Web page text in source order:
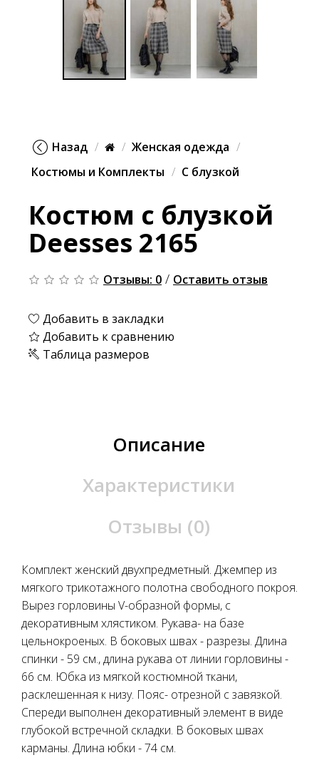
Назад
Женская одежда
Костюмы и Комплекты
С блузкой
Костюм с блузкой
Deesses 2165
Отзывы: 0 / Оставить отзыв
Добавить в закладки
Добавить к сравнению
Таблица размеров
Описание
Характеристики
Отзывы (0)
Комплект женский двухпредметный. Джемпер из
мягкого трикотажного полотна свободного покроя.
Вырез горловины V-образной формы, с
декоративным хлястиком. Рукава- на базе
цельнокроеных. В боковых швах - разрезы. Длина
спинки - 59 см., длина рукава от линии горловины -
66 см. Юбка из мягкой костюмной ткани,
расклешенная к низу. Пояс- отрезной с завязкой.
Спереди выполнен декоративный элемент в виде
глубокой встречной складки. В боковых швах
карманы. Длина юбки - 74 см.